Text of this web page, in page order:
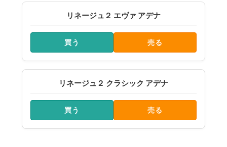
リネージュ２ エヴァ アデナ
買う 売る
リネージュ２ クラシック アデナ
買う 売る